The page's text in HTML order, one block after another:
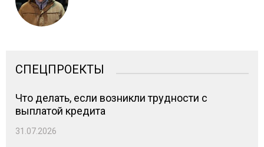
СПЕЦПРОЕКТЫ
Что делать, если возникли трудности с
выплатой кредита
31.07.2026